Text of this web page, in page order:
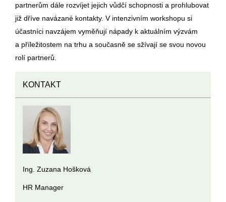
partnerům dále rozvíjet jejich vůdčí schopnosti a prohlubovat
již dříve navázané kontakty. V intenzivním workshopu si
účastníci navzájem vyměňují nápady k aktuálním výzvám
a příležitostem na trhu a současně se sžívají se svou novou
rolí partnerů.
KONTAKT
Ing. Zuzana Hošková
HR Manager